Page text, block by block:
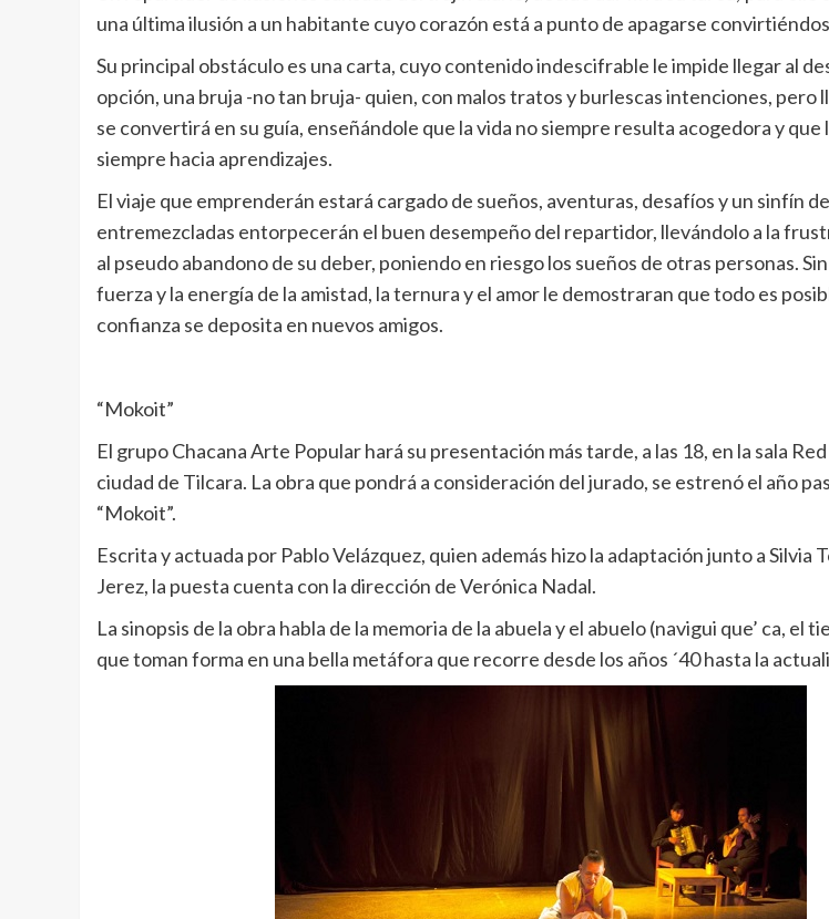
una última ilusión a un habitante cuyo corazón está a punto de apagarse
Su principal obstáculo es una carta, cuyo contenido indescifrable le impide llegar al
opción, una bruja -no tan bruja- quien, con malos tratos y burlescas intenciones, pero
se convertirá en su guía, enseñándole que la vida no siempre resulta acogedora y que
siempre hacia aprendizajes.
El viaje que emprenderán estará cargado de sueños, aventuras, desafíos y un sinfín
entremezcladas entorpecerán el buen desempeño del repartidor, llevándolo a la
al pseudo abandono de su deber, poniendo en riesgo los sueños de otras personas.
fuerza y la energía de la amistad, la ternura y el amor le demostraran que todo es
confianza se deposita en nuevos amigos.
“Mokoit”
El grupo Chacana Arte Popular hará su presentación más tarde, a las 18, en la sala
ciudad de Tilcara. La obra que pondrá a consideración del jurado, se estrenó el año
“Mokoit”.
Escrita y actuada por Pablo Velázquez, quien además hizo la adaptación junto a Silvia
Jerez, la puesta cuenta con la dirección de Verónica Nadal.
La sinopsis de la obra habla de la memoria de la abuela y el abuelo (navigui que’ ca, el
que toman forma en una bella metáfora que recorre desde los años ´40 hasta la